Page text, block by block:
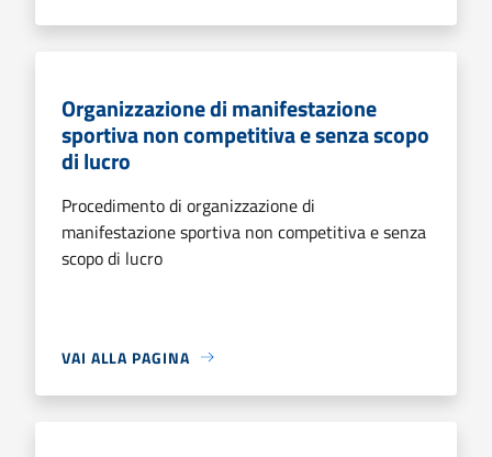
Organizzazione di manifestazione
sportiva non competitiva e senza scopo
di lucro
Procedimento di organizzazione di
manifestazione sportiva non competitiva e senza
scopo di lucro
VAI ALLA PAGINA